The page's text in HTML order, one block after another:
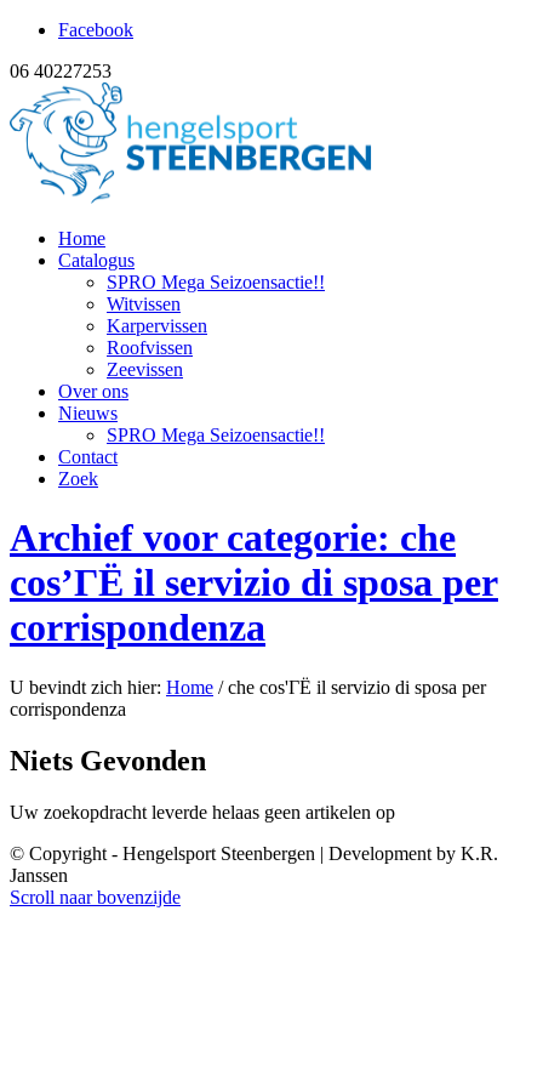
Facebook
06 40227253
Home
Catalogus
SPRO Mega Seizoensactie!!
Witvissen
Karpervissen
Roofvissen
Zeevissen
Over ons
Nieuws
SPRO Mega Seizoensactie!!
Contact
Zoek
Archief voor categorie: che
cos’ГЁ il servizio di sposa per
corrispondenza
U bevindt zich hier: Home / che cos'ГЁ il servizio di sposa per
corrispondenza
Niets Gevonden
Uw zoekopdracht leverde helaas geen artikelen op
© Copyright - Hengelsport Steenbergen | Development by K.R.
Janssen
Scroll naar bovenzijde